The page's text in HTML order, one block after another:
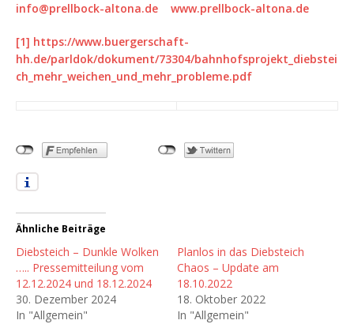
info@prellbock-altona.de
www.prellbock-altona.de
[1] https://www.buergerschaft-
hh.de/parldok/dokument/73304/bahnhofsprojekt_diebstei
ch_mehr_weichen_und_mehr_probleme.pdf
Ähnliche Beiträge
Diebsteich – Dunkle Wolken
….. Pressemitteilung vom
12.12.2024 und 18.12.2024
30. Dezember 2024
In "Allgemein"
Planlos in das Diebsteich
Chaos – Update am
18.10.2022
18. Oktober 2022
In "Allgemein"